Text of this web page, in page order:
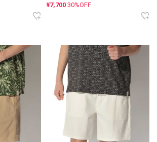
¥7,700 30%OFF